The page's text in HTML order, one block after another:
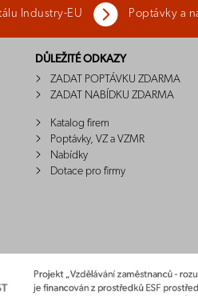
Industry-EU Poptávky a
DŮLEŽITÉ ODKAZY
ZADAT POPTÁVKU ZDARMA
ZADAT NABÍDKU ZDARMA
Katalog firem
Poptávky, VZ a VZMR
Nabídky
Dotace pro firmy